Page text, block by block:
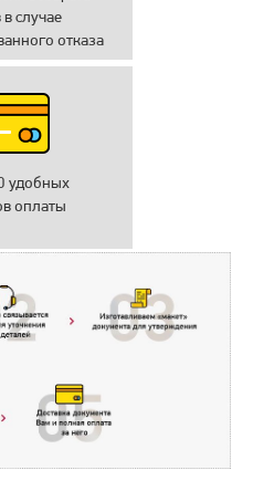
в случае
отказа
удобных
оплаты